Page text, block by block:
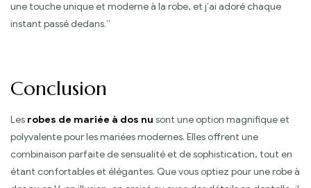
une touche unique et moderne à la robe, et j’ai adoré chaque
instant passé dedans.”
Conclusion
Les robes de mariée à dos nu sont une option magnifique et
polyvalente pour les mariées modernes. Elles offrent une
combinaison parfaite de sensualité et de sophistication, tout en
étant confortables et élégantes. Que vous optiez pour une robe à